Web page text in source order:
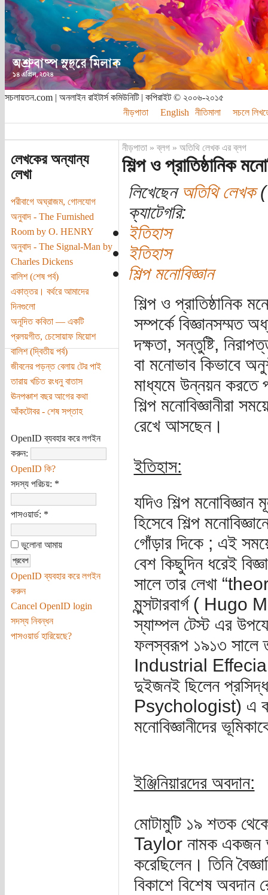
সচলায়তন.com | অনলাইন রাইটার্স কমিউনিটি | কপিরাইট © ২০০৬-২০১৫
নীড়পাতা
English নীতিমালা সচলে
লেখকের অন্যান্য
লেখা
পরীবাগে অঘ্রাজম, গোলযোগ
অনুবাদ - The Furnished
Room by O. HENRY
অনুবাদ - The Signal-Man by
Charles Dickens
বালিশ (শেষ পর্ব)
একাত্তর। বর্থরে আমাদের
দিনগুলো
অনূদিত কবিতা — একটি
প্রলয়গীত, চেসোয়াফ মিয়োশ
বালিশ (দ্বিতীয় পর্ব)
জীবনের পড়ন্ত বেলায় টের পাই
তারায় খচিত রংধনু বাতাস
ঊনপঞ্চাশ বছর আগের কথা
আঁকটোবর - শেষ সপ্তাহ
OpenID ব্যবহার করে লগইন
করুন:
OpenID কি?
সদস্য পরিচয়: *
পাসওয়ার্ড: *
ভুলোনা আমায়
OpenID ব্যবহার করে লগইন
করুন
Cancel OpenID login
সদস্য নিবন্ধন
পাসওয়ার্ড হারিয়েছে?
নীড়পাতা»ব্লগ» অতিথি লেখক এর ব্লগ
শিল্প ও প্রাতিষ্ঠানিক
লিখেছেন অতিথি লেখক
ক্যাটেগরি:
ইতিহাস
ইতিহাস
শিল্প মনোবিজ্ঞান
শিল্প ও প্রাতিষ্ঠানিক
সম্পর্কে বিজ্ঞানসম্মত
দক্ষতা, সন্তুষ্টি,
বা মনোভাব কিভাবে
মাধ্যমে উন্নয়ন করতে
শিল্প মনোবিজ্ঞানীরা
রেখে আসছেন।
ইতিহাস:
যদিও শিল্প
হিসেবে শিল্প
গোঁড়ার দিকে ; এই
বেশ কিছুদিন ধরেই
সালে তার লেখা
মুন্সটারবার্গ ( Hugo
স্যাম্পল টেস্ট এর
ফলস্বরূপ ১৯১৩
Industrial
দুইজনই ছিলেন
Psychologist) এ
মনোবিজ্ঞানীদের
ইঞ্জিনিয়ারদের অবদান:
মোটামুটি ১৯ শতক
Taylor নামক একজন
করেছিলেন। তিনি
বিকাশে বিশেষ অবদান